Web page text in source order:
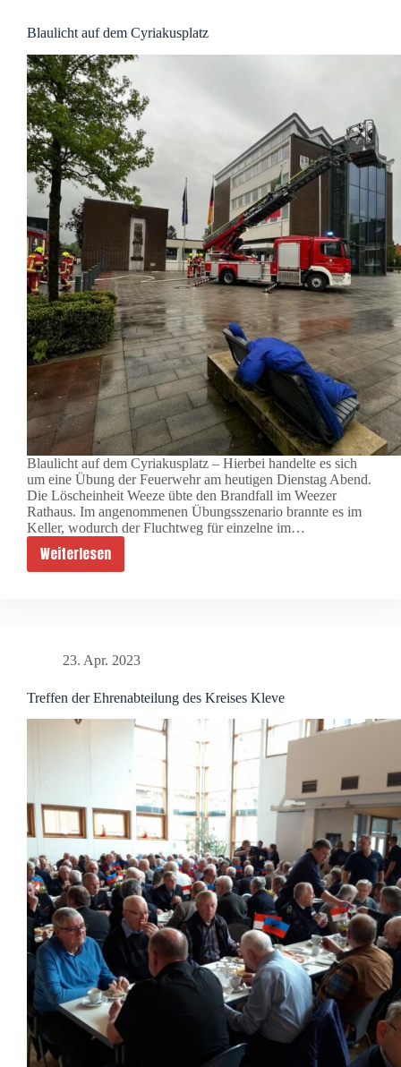
Blaulicht auf dem Cyriakusplatz
Blaulicht auf dem Cyriakusplatz – Hierbei handelte es sich
um eine Übung der Feuerwehr am heutigen Dienstag Abend.
Die Löscheinheit Weeze übte den Brandfall im Weezer
Rathaus. Im angenommenen Übungsszenario brannte es im
Keller, wodurch der Fluchtweg für einzelne im…
Weiterlesen
Blaulicht
23. Apr. 2023
Treffen der Ehrenabteilung des Kreises Kleve